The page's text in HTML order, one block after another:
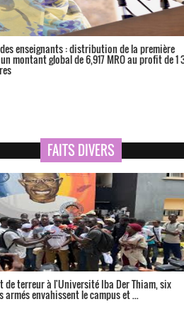
enseignants : distribution de la première
montant global de 6,917 MRO au profit de 1
FAITS DIVERS
de terreur à l'Université Iba Der Thiam, six
armés envahissent le campus et ...